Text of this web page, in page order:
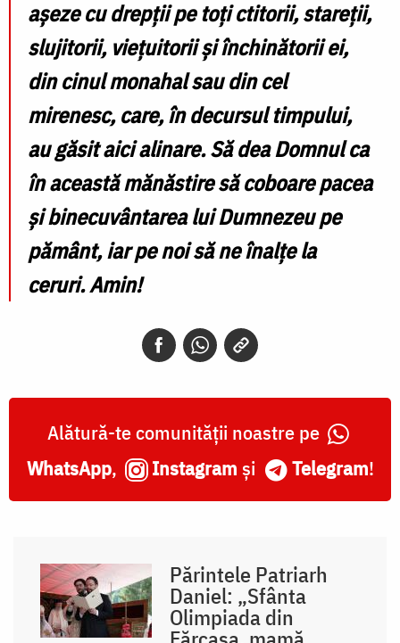
așeze cu drepții pe toți ctitorii, stareții,
slujitorii, viețuitorii și închinătorii ei,
din cinul monahal sau din cel
mirenesc, care, în decursul timpului,
au găsit aici alinare. Să dea Domnul ca
în această mănăstire să coboare pacea
și binecuvântarea lui Dumnezeu pe
pământ, iar pe noi să ne înalțe la
ceruri. Amin!
Alătură-te comunității noastre pe
WhatsApp, Instagram și Telegram!
Părintele Patriarh
Daniel: „Sfânta
Olimpiada din